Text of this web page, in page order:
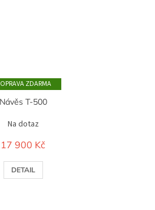
ZDARMA
Návěs T-500
Na dotaz
17 900 Kč
DETAIL